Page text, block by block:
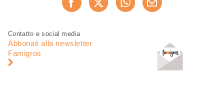
Consiglia ora
Piè
pagina
Navigazione
pagina
Contatto e social media
Abbonati alla newsletter
Famigros